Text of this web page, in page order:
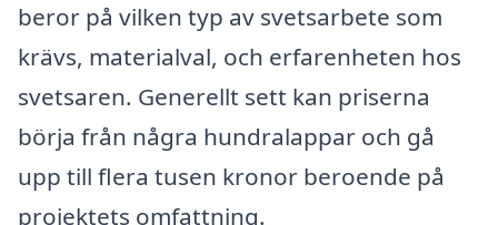
beror på vilken typ av svetsarbete som
krävs, materialval, och erfarenheten hos
svetsaren. Generellt sett kan priserna
börja från några hundralappar och gå
upp till flera tusen kronor beroende på
projektets omfattning.